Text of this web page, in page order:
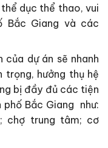
dục thể thao, vui
Bắc Giang và các
dự án sẽ nhanh
hưởng thụ hệ
bị đầy đủ các tiện
Bắc Giang như:
chợ trung tâm; cơ